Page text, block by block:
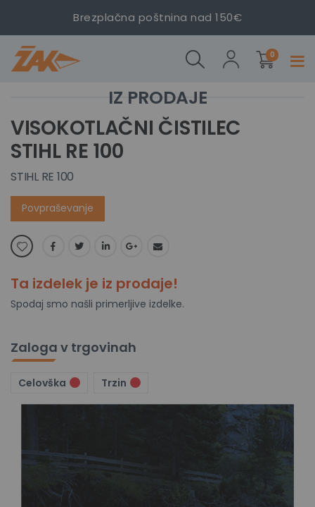
Brezplačna poštnina nad 150€
0izdelki
na
konec
galerije
slik
STIHL
RE
na
začetek
galerije
slik
VISOKOTLAČNI ČISTILEC
STIHL RE 100
STIHL RE 100
Povpraševanje
Ta izdelek je iz prodaje!
Spodaj smo našli primerljive izdelke.
Zaloga v trgovinah
Celovška Trzin